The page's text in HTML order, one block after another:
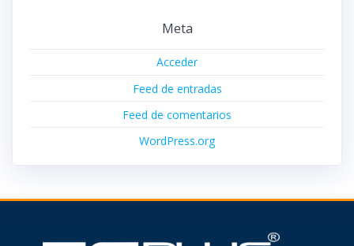
Meta
Acceder
Feed de entradas
Feed de comentarios
WordPress.org